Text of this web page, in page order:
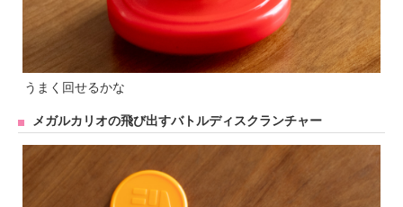
うまく回せるかな
メガルカリオの飛び出すバトルディスクランチャー